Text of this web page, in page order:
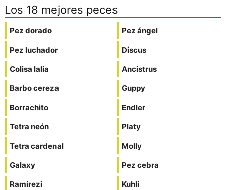
Los 18 mejores peces
Pez dorado
Pez luchador
Colisa lalia
Barbo cereza
Borrachito
Tetra neón
Tetra cardenal
Galaxy
Ramirezi
Pez ángel
Discus
Ancistrus
Guppy
Endler
Platy
Molly
Pez cebra
Kuhli